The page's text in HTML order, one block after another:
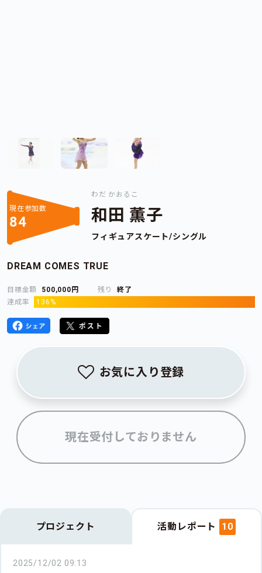
現在参加数
84
わだ かおるこ
和田 薫子
フィギュアスケート/シングル
DREAM COMES TRUE
目標金額 500,000円 残り
終了
達成率
136%
お気に入り登録
現在受付しておりません
プロジェクト 活動レポート 10
2025/12/02 09:13